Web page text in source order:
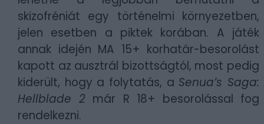
skizofréniát egy történelmi környezetben,
jelen esetben a piktek korában. A játék
annak idején MA 15+ korhatár-besorolást
kapott az ausztrál bizottságtól, most pedig
kiderült, hogy a folytatás, a Senua’s Saga:
Hellblade 2 már R 18+ besorolással fog
rendelkezni.